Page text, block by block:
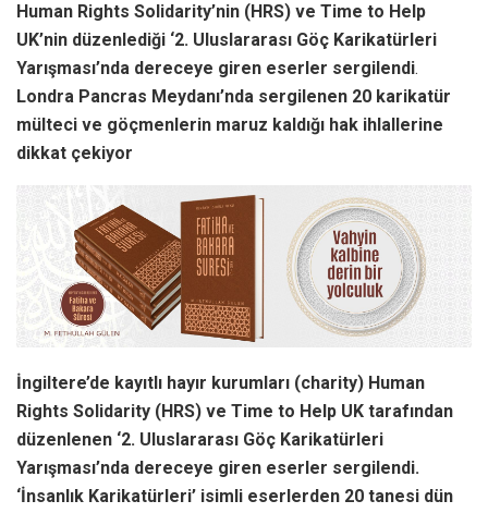
Human Rights Solidarity’nin (HRS) ve Time to Help
UK’nin düzenlediği ‘2. Uluslararası Göç Karikatürleri
Yarışması’nda dereceye giren eserler sergilendi.
Londra Pancras Meydanı’nda sergilenen 20 karikatür
mülteci ve göçmenlerin maruz kaldığı hak ihlallerine
dikkat çekiyor
İngiltere’de kayıtlı hayır kurumları (charity) Human
Rights Solidarity (HRS) ve Time to Help UK tarafından
düzenlenen ‘2. Uluslararası Göç Karikatürleri
Yarışması’nda dereceye giren eserler sergilendi.
‘İnsanlık Karikatürleri’ isimli eserlerden 20 tanesi dün